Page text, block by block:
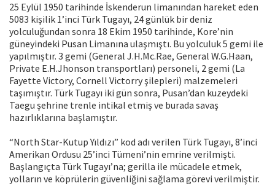
25 Eylül 1950 tarihinde İskenderun limanından hareket eden
5083 kişilik 1’inci Türk Tugayı, 24 günlük bir deniz
yolculuğundan sonra 18 Ekim 1950 tarihinde, Kore’nin
güneyindeki Pusan Limanına ulaşmıştı. Bu yolculuk 5 gemi ile
yapılmıştır. 3 gemi (General J.H.Mc.Rae, General W.G.Haan,
Private E.H.Jhonson transportları) personeli, 2 gemi (La
Fayette Victory, Cornell Victorry şilepleri) malzemeleri
taşımıştır. Türk Tugayı iki gün sonra, Pusan’dan kuzeydeki
Taegu şehrine trenle intikal etmiş ve burada savaş
hazırlıklarına başlamıştır.
“North Star-Kutup Yıldızı” kod adı verilen Türk Tugayı, 8’inci
Amerikan Ordusu 25’inci Tümeni’nin emrine verilmişti.
Başlangıçta Türk Tugayı’na; gerilla ile mücadele etmek,
yolların ve köprülerin güvenliğini sağlama görevi verilmiştir.